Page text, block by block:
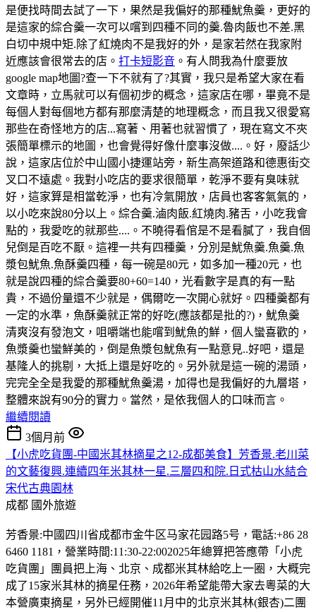
是便找時間去試了一下，果然是我偏好的那種魷魚羹，更好的
是這家的綜合羹一次可以嚐到四種不同的羹.魯肉飯也不差.黑
白切中規中矩.除了紅燒肉不是我好的外，是家若然在我家附
近應該會很常去的店。 打卡短影音 。有人問我為什麼要放
google map地圖?查一下不就有了?其實，我只是希望大家在看
文章時，立馬就可以有個初步的概念，這家店在哪，畢竟不是
每個人對每個地方都有那麼清楚的地理概念，而且我又很愛寫
那些在奇怪地方的店...寫著、用著也就習慣了，現在寫文不夾
張簡單標示的地圖，也會覺得好像什麼事沒做....。好，廢話少
說，這家店位於中山國小捷運站旁，新生高架道路和德惠街交
叉口不遠處。我對小吃店的要求很簡單，乾淨不要有臭味就
好，這家算是相當乾淨，也有冷氣開放，店員也客客氣氣的，
以小吃來說80分以上。綜合羹.滷肉飯.紅燒肉.豬舌，小吃我會
點的，我愛吃的就那些....。不曉得看倌是不是看膩了，我自個
兒倒是百吃不厭。這裡一共有四種羹，分別是魷魚羹.魚羹.魚
漿包魷魚.魚酥羹四種，每一碗是80元，如多加一種20元，也
就是說四種的綜合羹要80+60=140，光看數字是真的有一點
貴，不過份量還不少就是，偶爾吃一次開心就好。四種羹都有
一定的水準，魚酥羹就正常的好吃(應該都是批的?)，魷魚羹
清爽沒有發泡文，咀嚼端也能嚐到魷魚的鮮，個人蠻喜歡的，
魚漿羹也蠻鮮美的，倒是魚漿包魷魚有一點意見..好吧，還是
基隆人的挑剔，大抵上還是好吃的。另外就是這一碗的湯頭，
完完全全是我愛的那種魷魚羹湯，加得也是我偏好的九層塔，
整體來說有90分的實力。當然，是依我個人的口味而言。
繼續閱讀
3個月前
【小虎吃貨團-中國米其林摘星之12-成都美食】芳香景.老川菜
的文藝復興.連續四年米其林一星.三層四和院.日式枯山水結合
宋代古典園林
成都 國外旅遊
芳香景:中國四川省成都市金牛区马家花园路5号，電話:+86 28
6460 1181，營業時間:11:30-22:002025年總算把答應帶「小虎
吃貨團」團員把上海、北京、成都米其林給吃上一圈，大概完
成了15家米其林的摘星任務，2026年希望能帶大家去粵菜的大
本營廣東摘星，另外已經開催11月中的北京米其林(銀杏)二團